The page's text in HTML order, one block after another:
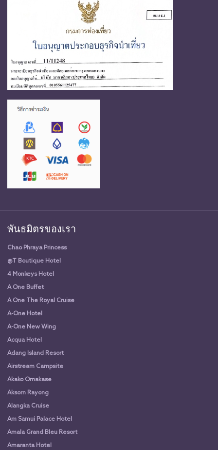
พันธมิตรของเรา
Chao Phraya Princess
@T Boutique Hotel
4 Monkeys Hotel
A One Buffet
A One The Royal Cruise
A-One Hotel
A-One New Wing
Acqua Hotel
Adang Island Resort
Airstream Campsite
Akako Omakase
Aksorn Rayong
Alangka Cruise
Am Samui Palace Hotel
Amala Grand Bleu Resort
Amaranta Hotel